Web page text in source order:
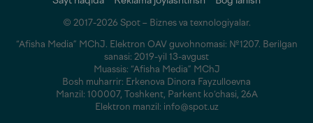
© 2017-2026 Spot – Biznes va texnologiyalar.
“Afisha Media” MChJ. Elektron OAV guvohnomasi: №1207. Berilgan
sanasi: 2019-yil 13-avgust
Muassis: “Afisha Media” MChJ
Bosh muharrir: Erkenova Dinora Fayzulloevna
Manzil: 100007, Toshkent, Parkent ko‘chasi, 26A
Elektron manzil: info@spot.uz